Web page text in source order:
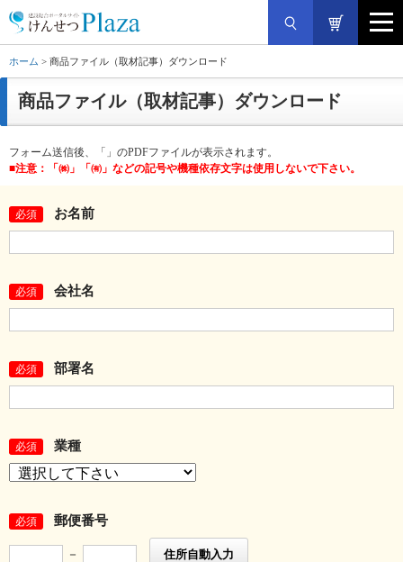
ホーム > 商品ファイル（取材記事）ダウンロード
商品ファイル（取材記事）ダウンロード
フォーム送信後、「」のPDFファイルが表示されます。
■注意：「㈱」「㈲」などの記号や機種依存文字は使用しないで下さい。
必須 お名前
必須 会社名
必須 部署名
必須 業種
必須 郵便番号
－ 住所自動入力